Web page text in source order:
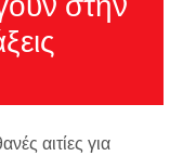
αιτίες για